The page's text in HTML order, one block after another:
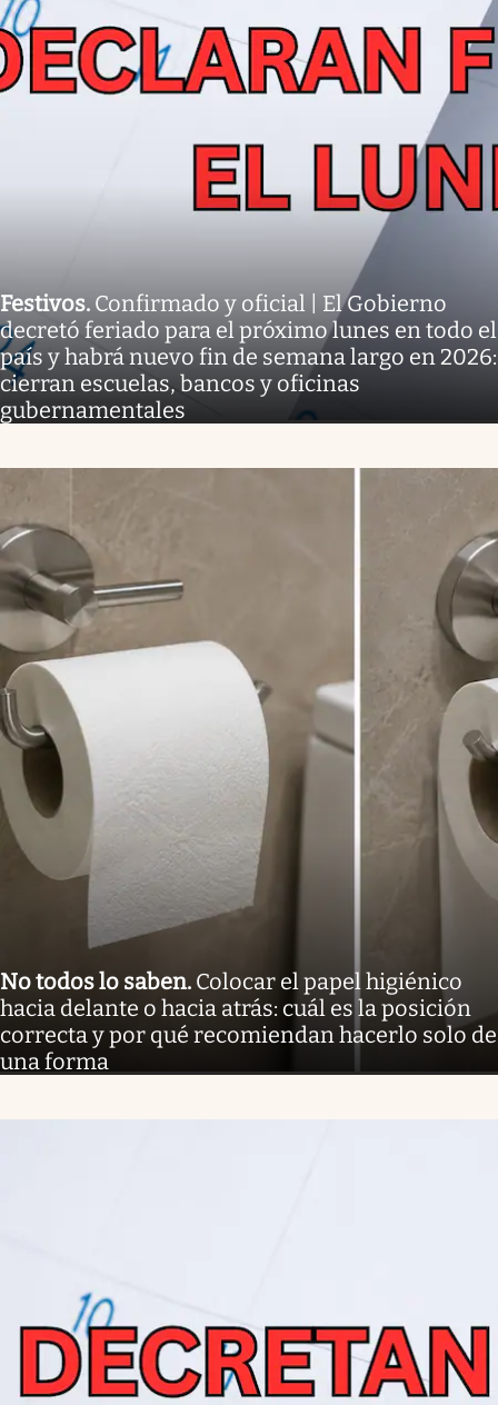
Festivos. Confirmado y oficial | El Gobierno
decretó feriado para el próximo lunes en todo el
país y habrá nuevo fin de semana largo en 2026:
cierran escuelas, bancos y oficinas
gubernamentales
No todos lo saben. Colocar el papel higiénico
hacia delante o hacia atrás: cuál es la posición
correcta y por qué recomiendan hacerlo solo de
una forma